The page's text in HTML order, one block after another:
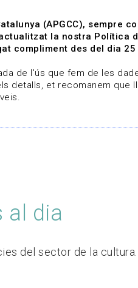
Serveis A qui
al dia
del sector de la cultura.
(APGCC), sempre
la nostra Política
compliment des del dia
de l'ús que fem de les
detalls, et recomanem que